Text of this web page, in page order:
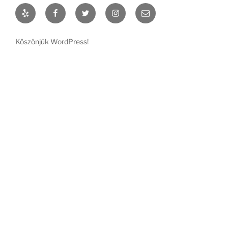
Yelp FacebookTwitter InstagramEmail
Köszönjük WordPress!